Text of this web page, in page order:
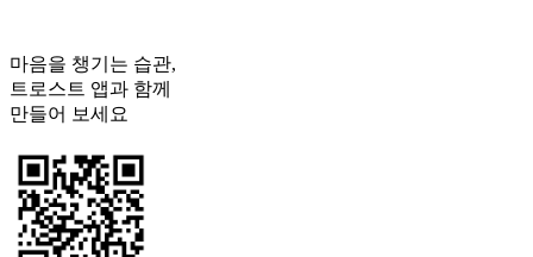
마음을 챙기는 습관,
트로스트 앱과 함께
만들어 보세요